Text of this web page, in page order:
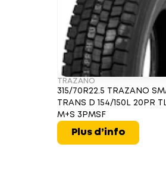
TRAZANO
315/70R22.5 TRAZANO
TRANS D 154/150L 20PR
M+S 3PMSF
Plus d’info